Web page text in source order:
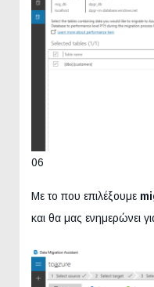
06
Με το που επιλέξουμε
και θα μας ενημερώνει